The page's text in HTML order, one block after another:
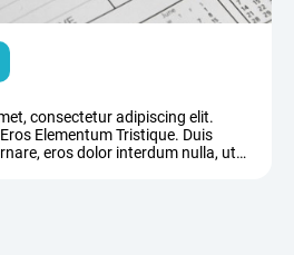
consectetur adipiscing elit.
Elementum Tristique. Duis
eros dolor interdum nulla, ut